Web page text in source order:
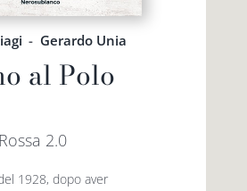
- Gerardo Unia
al Polo
2.0
1928, dopo aver